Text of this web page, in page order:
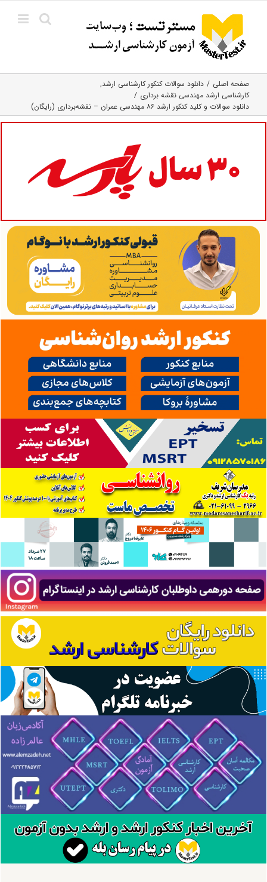
content
صفحه اصلی
دانلود سوالات کنکور کارشناسی ارشد
کارشناسی ارشد مهندسی نقشه برداری
دانلود سوالات و کلید کنکور ارشد ۸۶ مهندسی ‌عمران – نقشه‌برداری (رایگان)